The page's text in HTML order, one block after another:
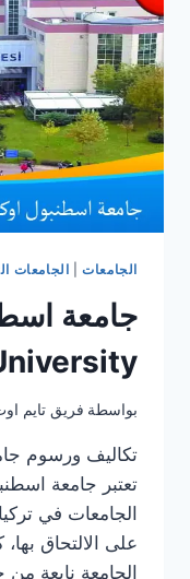
الجامعات| الجامعات
جامعة
بواسطة فريق تايم
تكاليف ورسوم
تعتبر جامعة
الجامعات في
على الالتحاق
الجامعة نابعة